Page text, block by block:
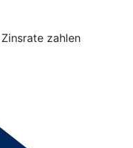
zahlen